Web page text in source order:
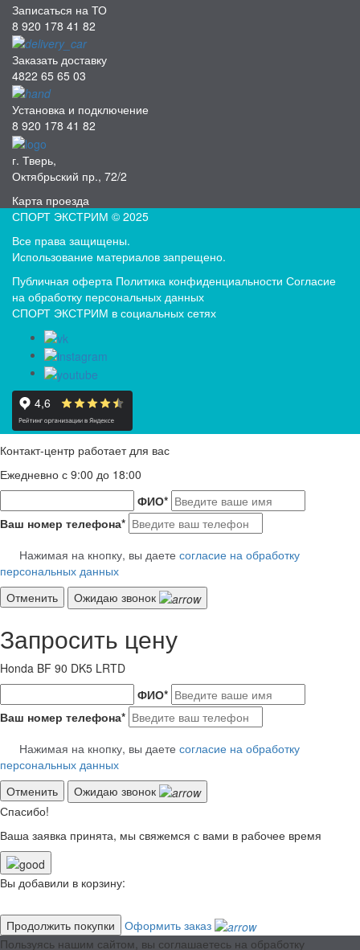
Записаться на ТО
8 920 178 41 82
Заказать доставку
4822 65 65 03
Установка и подключение
8 920 178 41 82
г. Тверь,
Октябрьский пр., 72/2
Карта проезда
СПОРТ ЭКСТРИМ © 2025
Все права защищены.
Использование материалов запрещено.
Публичная оферта Политика конфиденциальности Согласие
на обработку персональных данных
СПОРТ ЭКСТРИМ в социальных сетях
Контакт-центр работает для вас
Ежедневно с 9:00 до 18:00
ФИО*
Ваш номер телефона*
Нажимая на кнопку, вы даете согласие на обработку
персональных данных
Отменить
Ожидаю звонок
Запросить цену
Honda BF 90 DK5 LRTD
ФИО*
Ваш номер телефона*
Нажимая на кнопку, вы даете согласие на обработку
персональных данных
Отменить
Ожидаю звонок
Спасибо!
Ваша заявка принята, мы свяжемся с вами в рабочее время
Вы добавили в корзину:
Продолжить покупки
Оформить заказ
Пользуясь нашим сайтом, вы соглашаетесь на обработку